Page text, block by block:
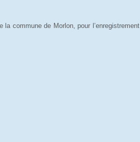
commune de Morlon, pour l’enregistrement